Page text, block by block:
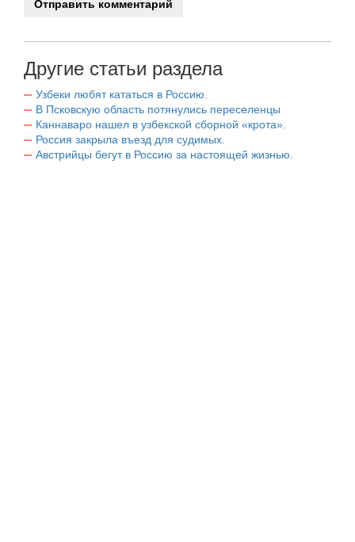
Другие статьи раздела
Узбеки любят кататься в Россию.
В Псковскую область потянулись переселенцы
Каннаваро нашел в узбекской сборной «крота».
Россия закрыла въезд для судимых.
Австрийцы бегут в Россию за настоящей жизнью.